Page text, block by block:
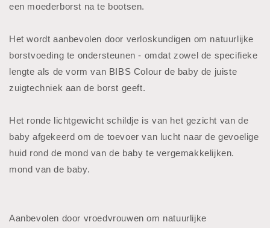
een moederborst na te bootsen.
Het wordt aanbevolen door verloskundigen om natuurlijke
borstvoeding te ondersteunen - omdat zowel de specifieke
lengte als de vorm van BIBS Colour de baby de juiste
zuigtechniek aan de borst geeft.
Het ronde lichtgewicht schildje is van het gezicht van de
baby afgekeerd om de toevoer van lucht naar de gevoelige
huid rond de mond van de baby te vergemakkelijken.
mond van de baby.
Aanbevolen door vroedvrouwen om natuurlijke